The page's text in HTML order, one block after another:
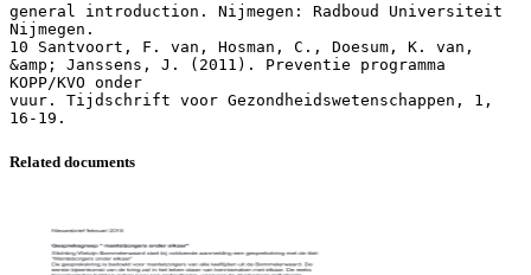
general introduction. Nijmegen: Radboud Universiteit
Nijmegen.
10 Santvoort, F. van, Hosman, C., Doesum, K. van,
&amp; Janssens, J. (2011). Preventie programma
KOPP/KVO onder
vuur. Tijdschrift voor Gezondheidswetenschappen, 1,
Related documents